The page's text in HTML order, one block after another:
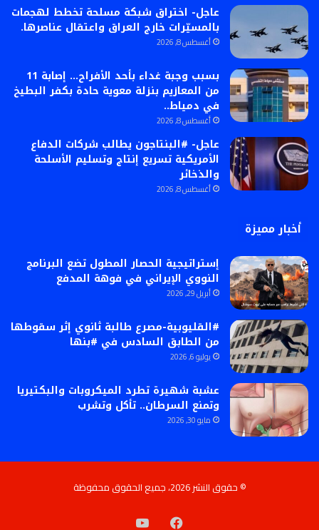
عاجل- اختراق شبكة مسلحة تخطط لهجمات
بالمسيّرات خارج العراق واعتقال عناصرها.
أغسطس 8, 2026
بسبب وجبة غداء بأحد الأفراح… إصابة 11
من المعازيم بنزلة معوية حادة بكفر البطيخ
في دمياط..
أغسطس 8, 2026
عاجل- #البنتاجون يطالب شركات الدفاع
الأمريكية تسريع إنتاج وتسليم الأسلحة
والذخائر
أغسطس 8, 2026
أخبار مميزة
إستراتيجية الحصار المطول تضع البرنامج
النووي الإيراني في فوهة المدفع
أبريل 29, 2026
#القليوبية-مصرع طالبة ثانوي إثر سقوطها
من الطابق السادس في #بنها
يوليو 6, 2026
عشبة شهيرة تطرد الميكروبات والبكتيريا
وتمنع السرطان.. تأكل وتشرب
مايو 30, 2026
© حقوق النشر 2026، جميع الحقوق محفوظة
فيسبوك‫YouTube